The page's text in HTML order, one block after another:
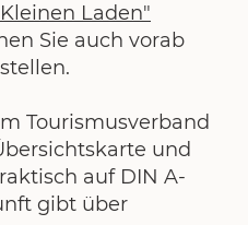
Laden"
Sie auch vorab
Tourismusverband
und
auf DIN A-
gibt über